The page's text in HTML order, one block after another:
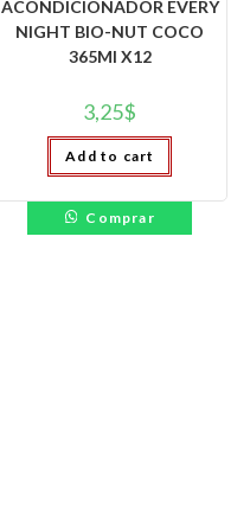
ACONDICIONADOR EVERY
NIGHT BIO-NUT COCO
365Ml X12
3,25$
Add to cart
Comprar